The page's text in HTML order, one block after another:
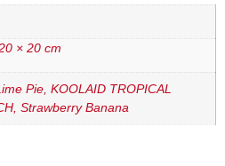
× 20 cm
Pie, KOOLAID TROPICAL
Strawberry Banana